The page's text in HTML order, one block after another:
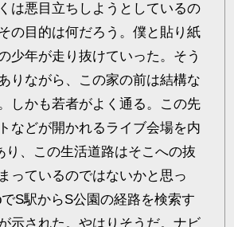
は悪目立ちしようとしているの
の目的は何だろう。僕と貼り紙
少年が走り抜けていった。そう
りながら、この家の前は結構な
しかも若者がよく通る。この先
などが開かれるライブ会場を内
り、この生活道路はそこへの抜
っているのではないかと思っ
S駅からS公園の経路を検索す
示された。やはりそうだ。ナビ